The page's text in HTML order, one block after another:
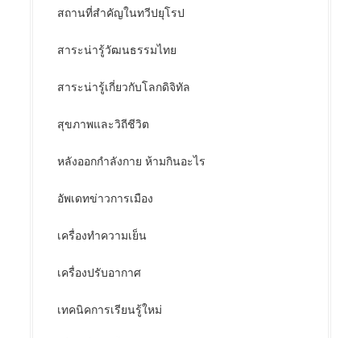
สถานที่สำคัญในทวีปยุโรป
สาระน่ารู้วัฒนธรรมไทย
สาระน่ารู้เกี่ยวกับโลกดิจิทัล
สุขภาพและวิถีชีวิต
หลังออกกําลังกาย ห้ามกินอะไร
อัพเดทข่าวการเมือง
เครื่องทำความเย็น
เครื่องปรับอากาศ
เทคนิคการเรียนรู้ใหม่